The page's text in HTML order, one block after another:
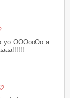
yo OOOooOo a